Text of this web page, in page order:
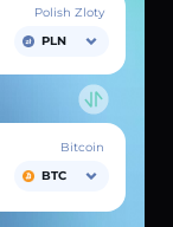
Polish Zloty
PLN
Bitcoin
BTC